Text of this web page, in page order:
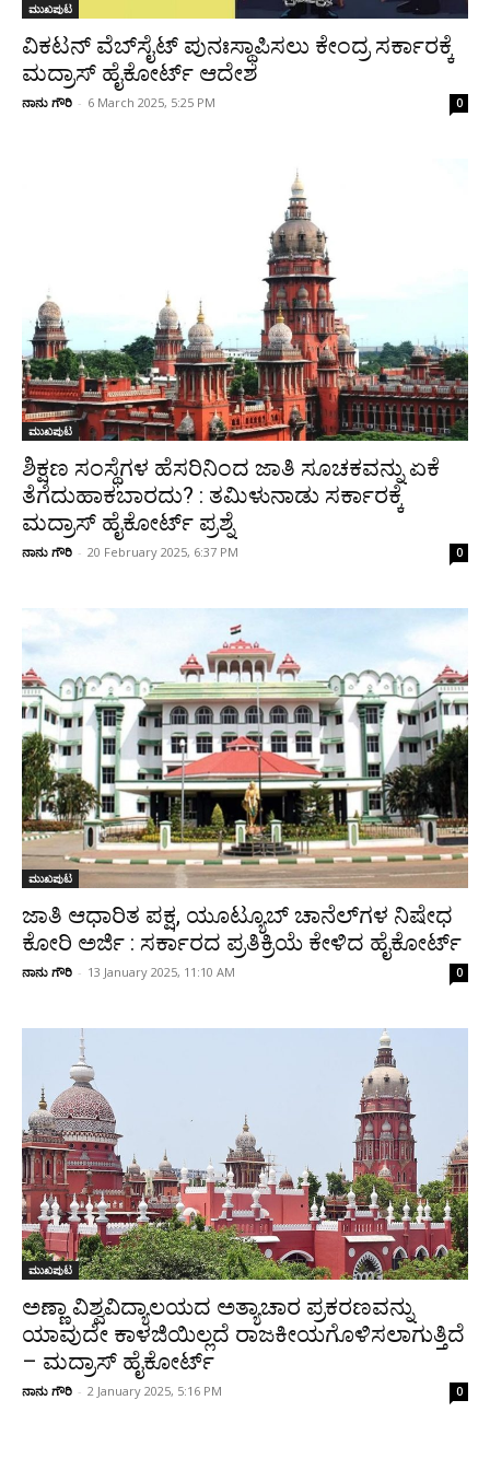
ಮುಖಪುಟ
ವಿಕಟನ್‌ ವೆಬ್‌ಸೈಟ್ ಪುನಃಸ್ಥಾಪಿಸಲು ಕೇಂದ್ರ ಸರ್ಕಾರಕ್ಕೆ
ಮದ್ರಾಸ್ ಹೈಕೋರ್ಟ್ ಆದೇಶ
ನಾನು ಗೌರಿ - 6 March 2025, 5:25 PM 0
ಮುಖಪುಟ
ಶಿಕ್ಷಣ ಸಂಸ್ಥೆಗಳ ಹೆಸರಿನಿಂದ ಜಾತಿ ಸೂಚಕವನ್ನು ಏಕೆ
ತೆಗೆದುಹಾಕಬಾರದು? : ತಮಿಳುನಾಡು ಸರ್ಕಾರಕ್ಕೆ
ಮದ್ರಾಸ್ ಹೈಕೋರ್ಟ್ ಪ್ರಶ್ನೆ
ನಾನು ಗೌರಿ - 20 February 2025, 6:37 PM 0
ಮುಖಪುಟ
ಜಾತಿ ಆಧಾರಿತ ಪಕ್ಷ, ಯೂಟ್ಯೂಬ್ ಚಾನೆಲ್‌ಗಳ ನಿಷೇಧ
ಕೋರಿ ಅರ್ಜಿ : ಸರ್ಕಾರದ ಪ್ರತಿಕ್ರಿಯೆ ಕೇಳಿದ ಹೈಕೋರ್ಟ್
ನಾನು ಗೌರಿ - 13 January 2025, 11:10 AM 0
ಮುಖಪುಟ
ಅಣ್ಣಾ ವಿಶ್ವವಿದ್ಯಾಲಯದ ಅತ್ಯಾಚಾರ ಪ್ರಕರಣವನ್ನು
ಯಾವುದೇ ಕಾಳಜಿಯಿಲ್ಲದೆ ರಾಜಕೀಯಗೊಳಿಸಲಾಗುತ್ತಿದೆ
– ಮದ್ರಾಸ್ ಹೈಕೋರ್ಟ್
ನಾನು ಗೌರಿ - 2 January 2025, 5:16 PM 0